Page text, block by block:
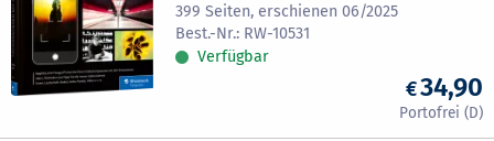
399 Seiten, erschienen 06/2025
RW-10531
Verfügbar
34,90